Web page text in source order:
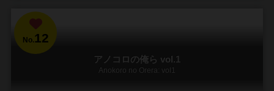
No.12
アノコロの俺ら vol.1
Anokoro no Orera: vol1